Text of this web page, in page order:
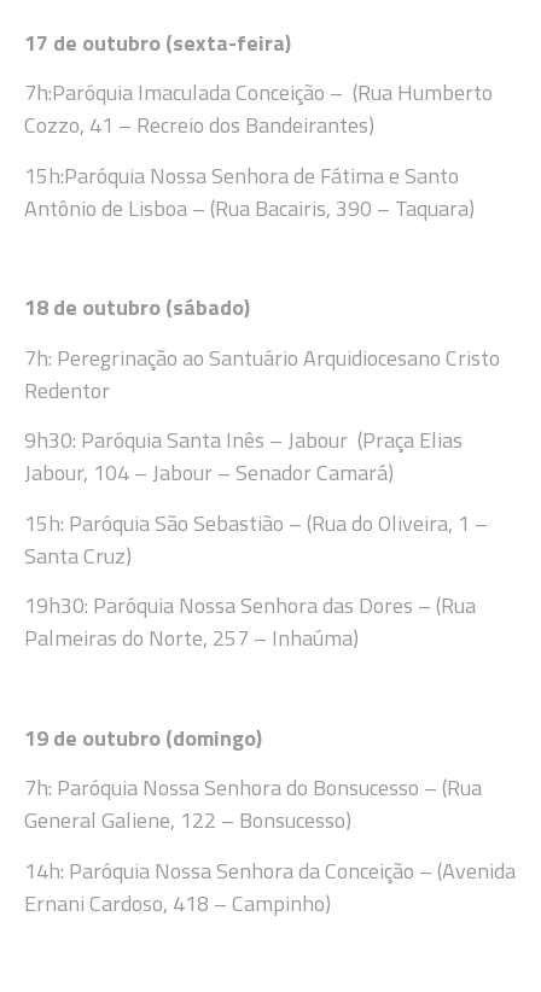
17 de outubro (sexta-feira)
7h:Paróquia Imaculada Conceição – (Rua Humberto
Cozzo, 41 – Recreio dos Bandeirantes)
15h:Paróquia Nossa Senhora de Fátima e Santo
Antônio de Lisboa – (Rua Bacairis, 390 – Taquara)
18 de outubro (sábado)
7h: Peregrinação ao Santuário Arquidiocesano Cristo
Redentor
9h30: Paróquia Santa Inês – Jabour (Praça Elias
Jabour, 104 – Jabour – Senador Camará)
15h: Paróquia São Sebastião – (Rua do Oliveira, 1 –
Santa Cruz)
19h30: Paróquia Nossa Senhora das Dores – (Rua
Palmeiras do Norte, 257 – Inhaúma)
19 de outubro (domingo)
7h: Paróquia Nossa Senhora do Bonsucesso – (Rua
General Galiene, 122 – Bonsucesso)
14h: Paróquia Nossa Senhora da Conceição – (Avenida
Ernani Cardoso, 418 – Campinho)